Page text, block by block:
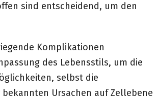
sind entscheidend, um den
Komplikationen
des Lebensstils, um die
selbst die
Ursachen auf Zellebene